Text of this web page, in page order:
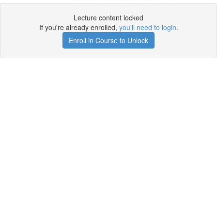
Lecture content locked
If you're already enrolled, you'll need to login.
Enroll in Course to Unlock